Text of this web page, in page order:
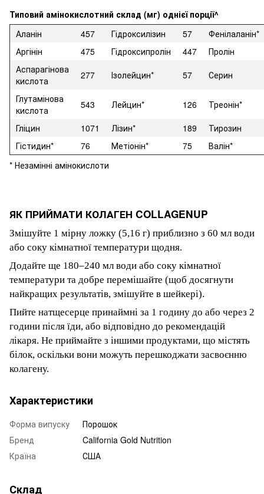
Типовий амінокислотний склад (мг) однієї порції^
Аланін
457 Гідроксилізин 57
Фенілаланін*
Аргінін
475 Гідроксипролін 447
Пролін
Аспарагінова
кислота
277 Ізолейцин* 57
Серин
Глутамінова
кислота
543 Лейцин* 126
Треонін*
Гліцин
1071 Лізин* 189
Тирозин
Гістидин*
76 Метіонін* 75
Валін*
* Незамінні амінокислоти
ЯК ПРИЙМАТИ КОЛАГЕН COLLAGENUP
Змішуйте 1 мірну ложку (5,16 г) приблизно з 60 мл води
або соку кімнатної температури щодня.
Додайте ще 180–240 мл води або соку кімнатної
температури та добре перемішайте (щоб досягнути
найкращих результатів, змішуйте в шейкері).
Пийте натщесерце принаймні за 1 годину до або через 2
години після їди, або відповідно до рекомендацій
лікаря. Не приймайте з іншими продуктами, що містять
білок, оскільки вони можуть перешкоджати засвоєнню
колагену.
Характеристики
Форма випуску
Порошок
Бренд
California Gold Nutrition
Країна
США
Склад